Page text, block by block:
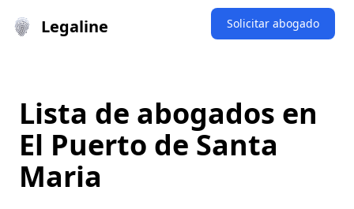
Legaline Solicitar abogado
Lista de abogados en
El Puerto de Santa
Maria